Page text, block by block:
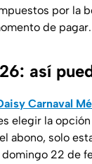
por la
de pagar.
así
Carnaval
elegir la
abono, solo
22 de